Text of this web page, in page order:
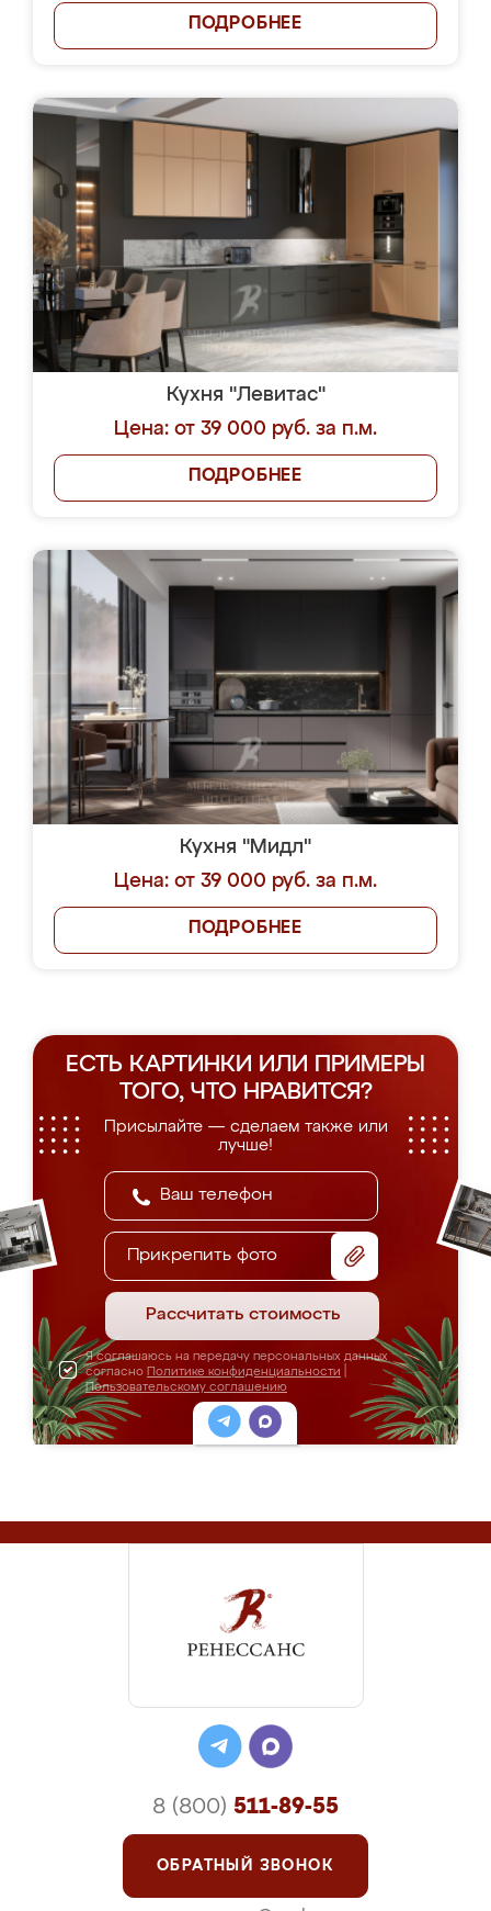
ПОДРОБНЕЕ
Кухня "Левитас"
Цена: от 39 000 руб. за п.м.
ПОДРОБНЕЕ
Кухня "Мидл"
Цена: от 39 000 руб. за п.м.
ПОДРОБНЕЕ
ЕСТЬ КАРТИНКИ ИЛИ ПРИМЕРЫ
ТОГО, ЧТО НРАВИТСЯ?
Присылайте — сделаем также или
лучше!
Прикрепить фото
Рассчитать стоимость
Я соглашаюсь на передачу персональных данных
согласно Политике конфиденциальности
Пользовательскому соглашению
8 (800) 511-89-55
ОБРАТНЫЙ ЗВОНОК